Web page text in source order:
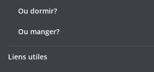
Ou dormir?
Ou manger?
Liens utiles